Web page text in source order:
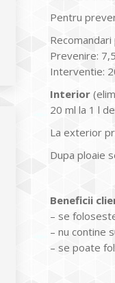
Pentru
Prevenire:
Interventie:
Interior
20 ml la 1 l
La exterior
Dupa ploaie
Beneficii
– se
– nu contine
– se poate